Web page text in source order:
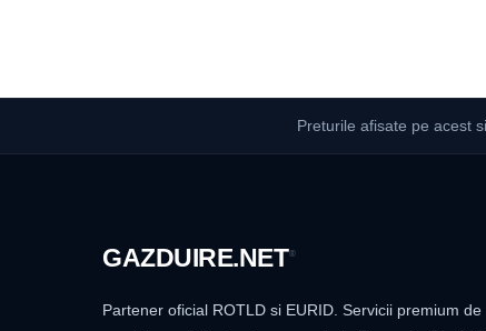
Preturile afisate pe acest
GAZDUIRE.NET®
Partener oficial ROTLD si EURID. Servicii premium de